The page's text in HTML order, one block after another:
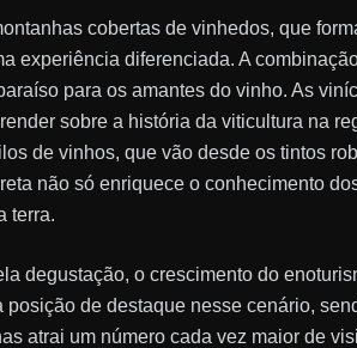
cobertas de vinhedos, que
experiência diferenciada. A
para os amantes do vinho. As
sobre a história da viticultura na
de vinhos, que vão desde os tintos
não só enriquece o conhecimento
terra.
degustação, o crescimento do
de destaque nesse cenário,
atrai um número cada vez maior de